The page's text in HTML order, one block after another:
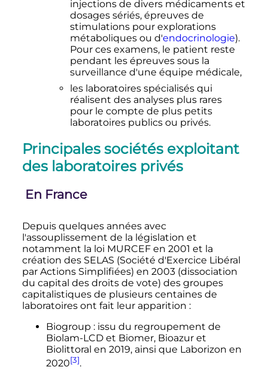
injections de divers médicaments et
dosages sériés, épreuves de
stimulations pour explorations
métaboliques ou d'endocrinologie).
Pour ces examens, le patient reste
pendant les épreuves sous la
surveillance d'une équipe médicale,
les laboratoires spécialisés qui
réalisent des analyses plus rares
pour le compte de plus petits
laboratoires publics ou privés.
Principales sociétés exploitant
des laboratoires privés
En France
Depuis quelques années avec
l'assouplissement de la législation et
notamment la loi MURCEF en 2001 et la
création des SELAS (Société d'Exercice Libéral
par Actions Simplifiées) en 2003 (dissociation
du capital des droits de vote) des groupes
capitalistiques de plusieurs centaines de
laboratoires ont fait leur apparition :
Biogroup : issu du regroupement de
Biolam-LCD et Biomer, Bioazur et
Biolittoral en 2019, ainsi que Laborizon en
2020[3].